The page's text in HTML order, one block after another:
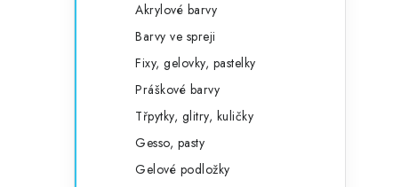
Akrylové barvy
Barvy ve spreji
Fixy, gelovky, pastelky
Práškové barvy
Třpytky, glitry, kuličky
Gesso, pasty
Gelové podložky